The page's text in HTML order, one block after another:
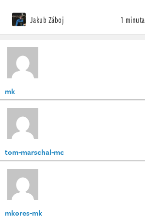
Jakub Záboj 1 minuta
mk
tom-marschal-mc
mkores-mk